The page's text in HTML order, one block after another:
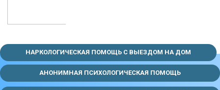
НАРКОЛОГИЧЕСКАЯ ПОМОЩЬ С ВЫЕЗДОМ НА ДОМ
АНОНИМНАЯ ПСИХОЛОГИЧЕСКАЯ ПОМОЩЬ